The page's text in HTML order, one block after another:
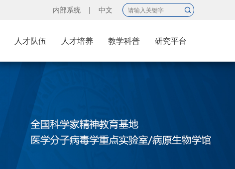
内部系统 | 中文
人才队伍 人才培养 教学科普 研究平台